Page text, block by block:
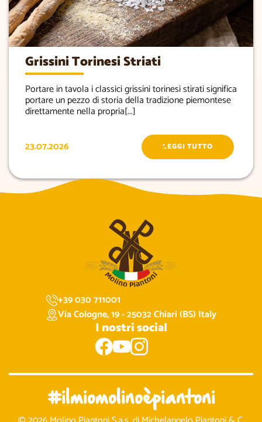
Grissini Torinesi Striati
Portare in tavola i classici grissini torinesi stirati significa
portare un pezzo di storia della tradizione piemontese
direttamente nella propria[...]
23.07.2026 LEGGI TUTTO
+39 030 711001
Via Cologne, 19 - 25032 Chiari (BS) Italy
I nostri social
#ilmiomolinoèpiantoni